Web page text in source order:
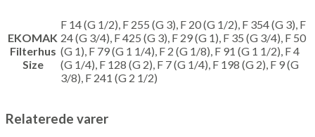
EKOMAK
Filterhus
Size
F 14 (G 1/2), F 255 (G 3), F 20 (G 1/2), F 354 (G 3), F
24 (G 3/4), F 425 (G 3), F 29 (G 1), F 35 (G 3/4), F 50
(G 1), F 79 (G 1 1/4), F 2 (G 1/8), F 91 (G 1 1/2), F 4
(G 1/4), F 128 (G 2), F 7 (G 1/4), F 198 (G 2), F 9 (G
3/8), F 241 (G 2 1/2)
Relaterede varer